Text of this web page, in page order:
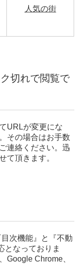
人気の街
切れで閲覧で
URLが変更にな
その場合はお手数
連絡ください。迅
て頂きます。
次機能』と『不動
となっておりま
Google Chrome、